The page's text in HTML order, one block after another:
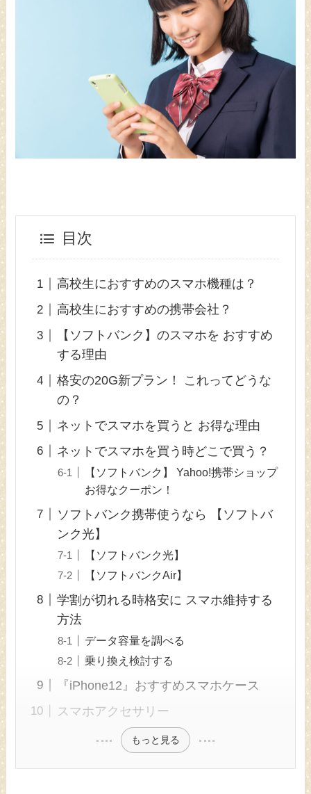
目次
高校生におすすめのスマホ機種は？
高校生におすすめの携帯会社？
【ソフトバンク】のスマホを おすすめ
する理由
格安の20G新プラン！ これってどうな
の？
ネットでスマホを買うと お得な理由
ネットでスマホを買う時どこで買う？
【ソフトバンク】 Yahoo!携帯ショップ
お得なクーポン！
ソフトバンク携帯使うなら 【ソフトバ
ンク光】
【ソフトバンク光】
【ソフトバンクAir】
学割が切れる時格安に スマホ維持する
方法
データ容量を調べる
乗り換え検討する
『iPhone12』おすすめスマホケース
スマホアクセサリー
もっと見る